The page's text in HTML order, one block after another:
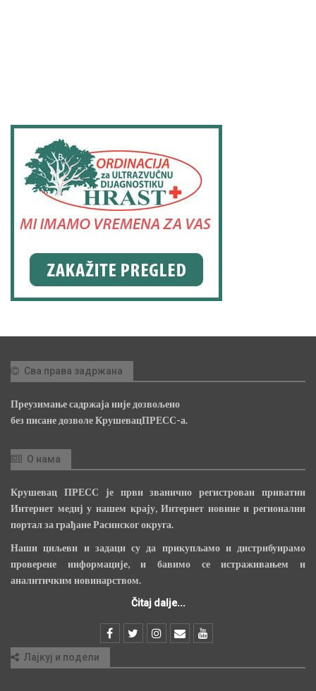
Сва права задржана
Преузимање садржаја није дозвољено
без писане дозволе КрушевацПРЕСС-а.
О нама
Крушевац ПРЕСС је први званично регистрован приватни
Интернет медиј у нашем крају, Интернет новине и регионални
портал за грађане Расинског округа.
Наши циљеви и задаци су да прикупљамо и дистрибуирамо
проверене информације, и бавимо се истраживањем и
аналитичким новинарством.
Čitaj dalje...
Лајкуј и подели